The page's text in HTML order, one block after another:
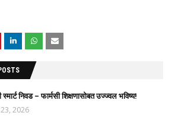
निवड – फार्मसी शिक्षणासोबत उज्ज्वल भविष्य!
2026